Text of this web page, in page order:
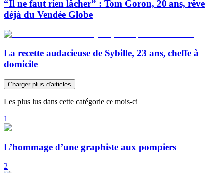
“Il ne faut rien lâcher” : Tom Goron, 20 ans, rêve
déjà du Vendée Globe
La recette audacieuse de Sybille, 23 ans, cheffe à
domicile
Charger plus d'articles
Les plus lus dans cette catégorie ce mois-ci
1
L’hommage d’une graphiste aux pompiers
2